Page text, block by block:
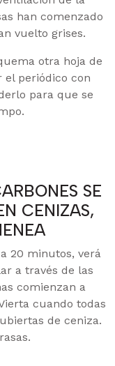
han comenzado
vuelto grises.
otra hoja de
el periódico con
para que se
SE
CENIZAS,
20 minutos, verá
a través de las
comienzan a
cuando todas
de ceniza.